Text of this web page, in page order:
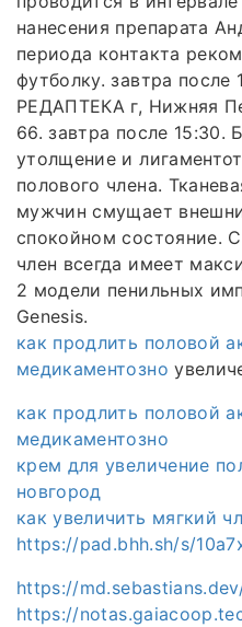
нанесения препарата
периода контакта
футболку. завтра после
РЕДАПТЕКА г, Нижняя
66. завтра после 15:30.
утолщение и
полового члена.
мужчин смущает
спокойном состояние.
член всегда имеет
2 модели пенильных
Genesis.
как продлить половой
медикаментозно
как продлить половой
медикаментозно
крем для увеличение
новгород
как увеличить мягкий
https://pad.bhh.sh/s/
https://
https://